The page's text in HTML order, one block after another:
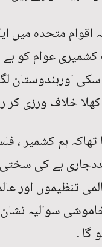
اقوام متحدہ میں
عوام کو ہے
اورہندوستان
خلاف ورزی کر
تھاکہ ہم کشمیر
ہے کی
تنظیموں اور
سوالیہ نشان
گا ۔